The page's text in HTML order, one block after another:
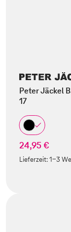
Peter Jäckel
17
24,95 €
Lieferzeit:1-3